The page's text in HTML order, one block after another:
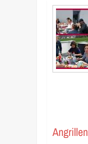
Angrillen